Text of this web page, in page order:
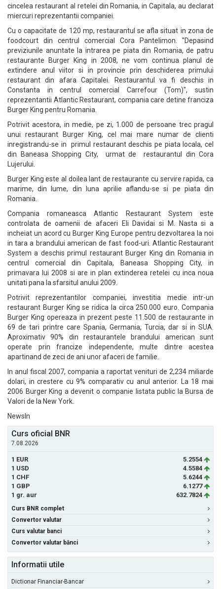
cincelea restaurant al retelei din Romania, in Capitala, au declarat
miercuri reprezentantii companiei.
Cu o capacitate de 120 mp, restaurantul se afla situat in zona de
foodcourt din centrul comercial Cora Pantelimon. "Depasind
previziunile anuntate la intrarea pe piata din Romania, de patru
restaurante Burger King in 2008, ne vom continua planul de
extindere anul viitor si in provincie prin deschiderea primului
restaurant din afara Capitalei. Restaurantul va fi deschis in
Constanta in centrul comercial Carrefour (Tom)", sustin
reprezentantii Atlantic Restaurant, compania care detine franciza
Burger King pentru Romania.
Potrivit acestora, in medie, pe zi, 1.000 de persoane trec pragul
unui restaurant Burger King, cel mai mare numar de clienti
inregistrandu-se in primul restaurant deschis pe piata locala, cel
din Baneasa Shopping City, urmat de restaurantul din Cora
Lujerului.
Burger King este al doilea lant de restaurante cu servire rapida, ca
marime, din lume, din luna aprilie aflandu-se si pe piata din
Romania.
Compania romaneasca Atlantic Restaurant System este
controlata de oamenii de afaceri Eli Davidai si M. Nasta si a
incheiat un acord cu Burger King Europe pentru dezvoltarea la noi
in tara a brandului american de fast food-uri. Atlantic Restaurant
System a deschis primul restaurant Burger King din Romania in
centrul comercial din Capitala, Baneasa Shopping City, in
primavara lui 2008 si are in plan extinderea retelei cu inca noua
unitati pana la sfarsitul anului 2009.
Potrivit reprezentantilor companiei, investitia medie intr-un
restaurant Burger King se ridica la circa 250.000 euro. Compania
Burger King opereaza in prezent peste 11.500 de restaurante in
69 de tari printre care Spania, Germania, Turcia, dar si in SUA.
Aproximativ 90% din restaurantele brandului american sunt
operate prin francize independente, multe dintre acestea
apartinand de zeci de ani unor afaceri de familie.
In anul fiscal 2007, compania a raportat venituri de 2,234 miliarde
dolari, in crestere cu 9% comparativ cu anul anterior. La 18 mai
2006 Burger King a devenit o companie listata public la Bursa de
Valori de la New York.
NewsIn
Curs oficial BNR
7.08.2026
1 EUR
5.2554
1 USD
4.5584
1 CHF
5.6244
1 GBP
6.1277
1 gr. aur
632.7824
Curs BNR complet
Convertor valutar
Curs valutar banci
Convertor valutar bănci
Informatii utile
Dictionar Financiar-Bancar